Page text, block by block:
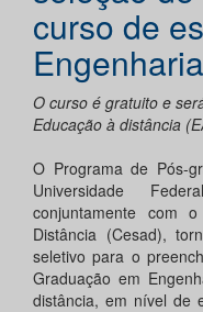
curso de
O curso é gratuito e
Educação à distância
O Programa de Pós-
Universidade
conjuntamente com
Distância (Cesad),
seletivo para o
Graduação em
distância, em nível de